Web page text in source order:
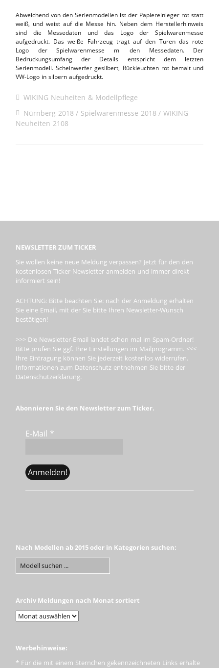
Abweichend von den Serienmodellen ist der Papiereinleger rot statt
weiß, und weist auf die Messe hin. Neben dem Herstellerhinweis
sind die Messedaten und das Logo der Spielwarenmesse
aufgedruckt. Das weiße Fahrzeug trägt auf den Türen das rote
Logo der Spielwarenmesse mi den Messedaten. Der
Bedruckungsumfang der Details entspricht dem letzten
Serienmodell. Scheinwerfer gesilbert, Rückleuchten rot bemalt und
VW-Logo in silbern aufgedruckt.
WIKING Neuheiten & Modellpflege
Nürnberg 2018
Spielwarenmesse 2018
WIKING
Neuheiten 2108
NEWSLETTER ZUM TICKER
Sie wollen keine neue Meldung verpassen? Jetzt für den den
kostenlosen Ticker-Newsletter anmelden und immer direkt
informiert sein!
ACHTUNG: Bitte beachten Sie: nach der Anmeldung erhalten
Sie eine Email, mit der Sie bitte Ihren Newsletter-Wunsch
bestätigen!
>>> Die Newsletter-Email landet schon mal im Spam-Ordner!
Bitte prüfen Sie ggf. Ihre Einstellungen im Mailprogramm. <<<
Ihre Eintragung können Sie jederzeit kostenlos widerrufen.
Informationen zum Datenschutz entnehmen Sie bitte der
Datenschutzerklärung.
Abonnieren Sie den Newsletter zum Ticker.
E-Mail *
Nach Modellen ab 2015 oder in Kategorien suchen:
Archiv Meldungen nach Monat sortiert
Werbehinweise:
* Für die mit einem Sternchen gekennzeichneten Links erhalte